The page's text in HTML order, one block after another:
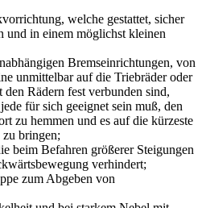
welche gestattet, sicher
und in einem möglichst kleinen
Bremseinrichtungen, von
unmittelbar auf die Triebräder oder
Rädern fest verbunden sind,
für sich geeignet sein muß, den
zu hemmen und es auf die kürzeste
bringen;
beim Befahren größerer Steigungen
verhindert;
zum Abgeben von